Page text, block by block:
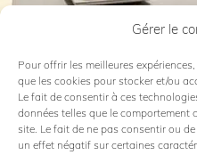
Gérer le
Pour offrir les meilleures
que les cookies pour stocker et/ou
Le fait de consentir à ces
données telles que le comportement
site. Le fait de ne pas consentir ou
un effet négatif sur certaines
Voir la